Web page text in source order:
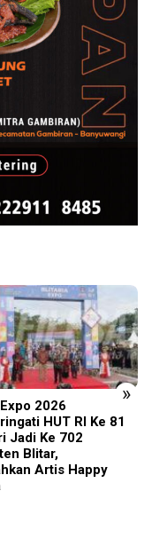
»
Sejak Dini, Pemkab
Perkuat
HIV di Kalangan